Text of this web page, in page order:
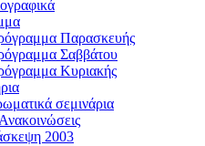
Παρασκευής
Σαββάτου
Κυριακής
σεμινάρια
2003